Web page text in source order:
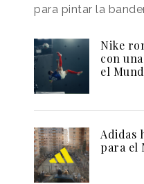
para pintar la
Nike
con
el
Adidas
para el